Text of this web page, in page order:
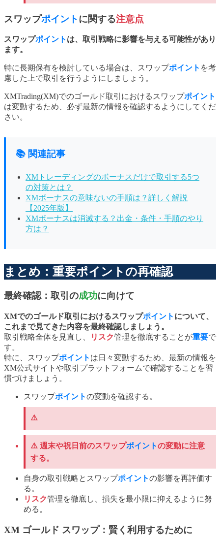
スワップポイントに関する注意点
スワップポイント は、取引戦略に影響を与える可能性があり
ます。
特に長期保有を検討している場合は、スワップポイント を考
慮した上で取引を行うようにしましょう。
XMTrading(XM)でのゴールド取引におけるスワップポイント
は変動するため、必ず最新の情報を確認するようにしてくだ
さい。
📚 関連記事
XMトレーディングのボーナスだけで取引する5つ
の対策とは？
XMボーナスの意味ないの手順は？詳しく解説
【2025年版】
XMボーナスは消滅する？出金・条件・手順のやり
方は？
まとめ：重要ポイントの再確認
最終確認：取引の成功に向けて
XMでのゴールド取引におけるスワップポイント について、
これまで見てきた内容を最終確認しましょう。
取引戦略全体を見直し、
リスク管理を徹底することが重要で
す。
特に、スワップポイント は日々変動するため、最新の情報を
XM公式サイトや取引プラットフォームで確認することを習
慣づけましょう。
スワップポイントの変動を確認する。
⚠️
⚠️ 週末や祝日前のスワップポイントの変動に注意
する。
自身の取引戦略とスワップポイントの影響を再評価す
る。
リスク管理を徹底し、損失を最小限に抑えるように努
める。
XM ゴールド スワップ：賢く利用するために